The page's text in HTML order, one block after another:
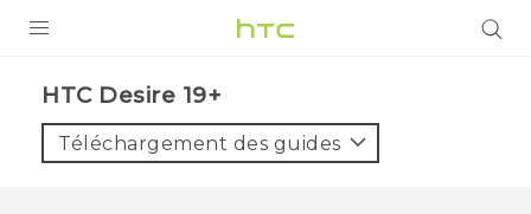
VIVE
‎HTC Desire 19+‎‎
Téléchargement des guides